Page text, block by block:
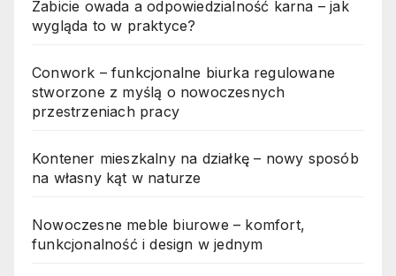
Zabicie owada a odpowiedzialność karna – jak
wygląda to w praktyce?
Conwork – funkcjonalne biurka regulowane
stworzone z myślą o nowoczesnych
przestrzeniach pracy
Kontener mieszkalny na działkę – nowy sposób
na własny kąt w naturze
Nowoczesne meble biurowe – komfort,
funkcjonalność i design w jednym